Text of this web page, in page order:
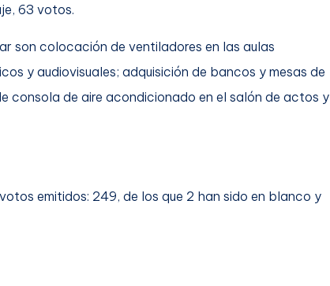
63 votos.
son colocación de ventiladores en las aulas
y audiovisuales; adquisición de bancos y mesas de
consola de aire acondicionado en el salón de actos y
emitidos: 249, de los que 2 han sido en blanco y